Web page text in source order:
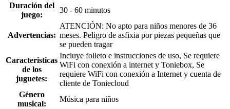
Duración del
juego:
30 - 60 minutos
Advertencias:
ATENCIÓN: No apto para niños menores de 36
meses. Peligro de asfixia por piezas pequeñas que
se pueden tragar
Caracteristicas
de los
juguetes:
Incluye folleto e instrucciones de uso, Se requiere
WiFi con conexión a internet y Toniebox, Se
requiere WiFi con conexión a Internet y cuenta de
cliente de Toniecloud
Género
musical:
Música para niños